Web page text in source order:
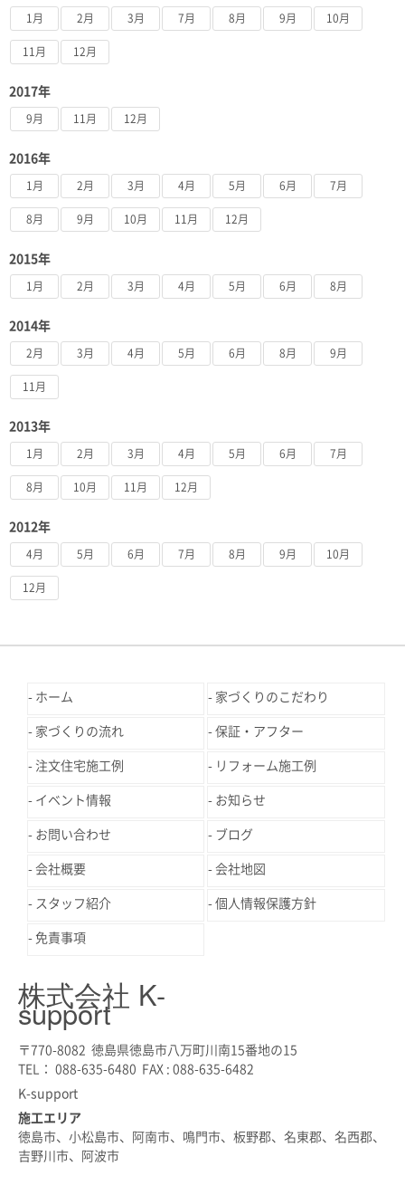
1月 2月 3月 7月 8月 9月 10月
11月 12月
2017年
9月 11月 12月
2016年
1月 2月 3月 4月 5月 6月 7月
8月 9月 10月 11月 12月
2015年
1月 2月 3月 4月 5月 6月 8月
2014年
2月 3月 4月 5月 6月 8月 9月
11月
2013年
1月 2月 3月 4月 5月 6月 7月
8月 10月 11月 12月
2012年
4月 5月 6月 7月 8月 9月 10月
12月
ホーム 家づくりのこだわり
家づくりの流れ 保証・アフター
注文住宅施工例 リフォーム施工例
イベント情報 お知らせ
お問い合わせ ブログ
会社概要 会社地図
スタッフ紹介 個人情報保護方針
免責事項
株式会社 K-
support
〒770-8082 徳島県徳島市八万町川南15番地の15
TEL： 088-635-6480 FAX : 088-635-6482
K-support
施工エリア
徳島市、小松島市、阿南市、鳴門市、板野郡、名東郡、名西郡、
吉野川市、阿波市